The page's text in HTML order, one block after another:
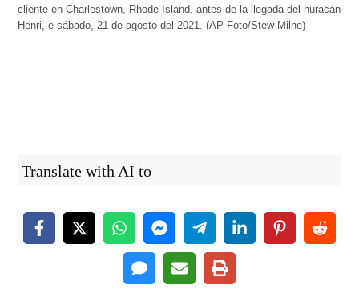
cliente en Charlestown, Rhode Island, antes de la llegada del huracán
Henri, e sábado, 21 de agosto del 2021. (AP Foto/Stew Milne)
Translate with AI to